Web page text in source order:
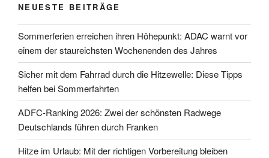
NEUESTE BEITRÄGE
Sommerferien erreichen ihren Höhepunkt: ADAC warnt vor
einem der staureichsten Wochenenden des Jahres
Sicher mit dem Fahrrad durch die Hitzewelle: Diese Tipps
helfen bei Sommerfahrten
ADFC-Ranking 2026: Zwei der schönsten Radwege
Deutschlands führen durch Franken
Hitze im Urlaub: Mit der richtigen Vorbereitung bleiben